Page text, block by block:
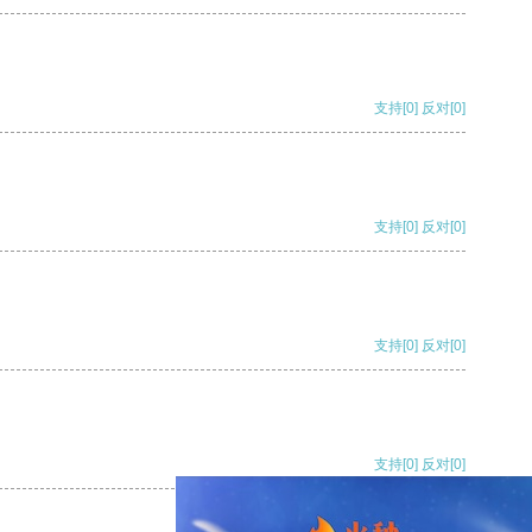
支持[0] 反对[0]
支持[0] 反对[0]
支持[0] 反对[0]
支持[0] 反对[0]